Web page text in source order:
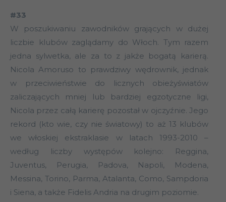
#33
W poszukiwaniu zawodników grających w dużej
liczbie klubów zaglądamy do Włoch. Tym razem
jedna sylwetka, ale za to z jakże bogatą karierą.
Nicola Amoruso to prawdziwy wędrownik, jednak
w przeciwieństwie do licznych obieżyświatów
zaliczających mniej lub bardziej egzotyczne ligi,
Nicola przez całą karierę pozostał w ojczyźnie. Jego
rekord (kto wie, czy nie światowy) to aż 13 klubów
we włoskiej ekstraklasie w latach 1993-2010 –
według liczby występów kolejno: Reggina,
Juventus, Perugia, Padova, Napoli, Modena,
Messina, Torino, Parma, Atalanta, Como, Sampdoria
i Siena, a także Fidelis Andria na drugim poziomie.